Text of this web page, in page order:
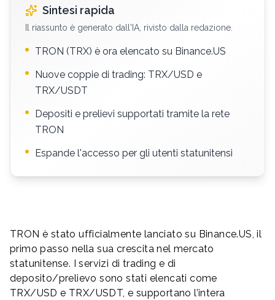
Sintesi rapida
Il riassunto è generato dall'IA, rivisto dalla redazione.
TRON (TRX) è ora elencato su Binance.US
Nuove coppie di trading: TRX/USD e
TRX/USDT
Depositi e prelievi supportati tramite la rete
TRON
Espande l'accesso per gli utenti statunitensi
TRON è stato ufficialmente lanciato su Binance.US, il
primo passo nella sua crescita nel mercato
statunitense. I servizi di trading e di
deposito/prelievo sono stati elencati come
TRX/USD e TRX/USDT, e supportano l’intera